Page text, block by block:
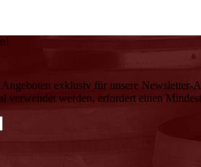
exklusiv für unsere
verwendet werden, erfordert einen